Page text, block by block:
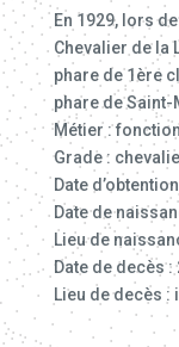
En 1929, lors
Chevalier de la
phare de 1ère
phare de Saint-
Métier :
Grade :
Date
Date de
Lieu de
Date de decès :
Lieu de decès :